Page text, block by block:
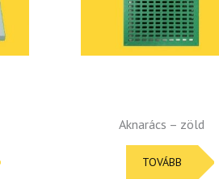
Aknarács – zöld
TOVÁBB